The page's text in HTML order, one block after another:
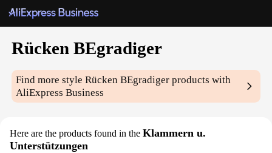
Rücken BEgradiger
Find more styleRücken BEgradiger products with
AliExpress Business
Here are the products found in the Klammern u.
Unterstützungen